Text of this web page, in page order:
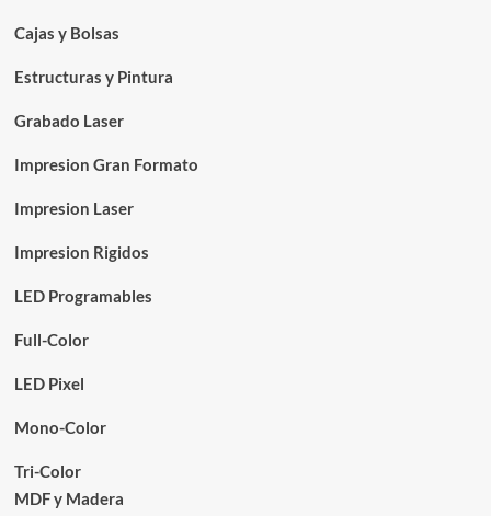
Cajas y Bolsas
Estructuras y Pintura
Grabado Laser
Impresion Gran Formato
Impresion Laser
Impresion Rigidos
LED Programables
Full-Color
LED Pixel
Mono-Color
Tri-Color
MDF y Madera